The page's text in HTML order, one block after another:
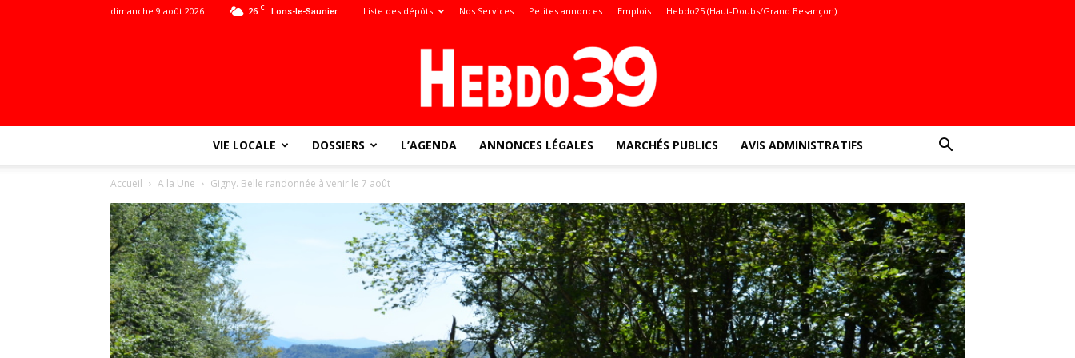
26 C Lons-le-Saunier
dimanche 9 août 2026 Liste des dépôts Nos Services Petites annonces Emplois Hebdo25 (Haut-Doubs/Grand Besançon)
:
VIE LOCALE DOSSIERS L’AGENDA ANNONCES LÉGALES MARCHÉS PUBLICS AVIS ADMINISTRATIFS
Accueil A la Une Gigny. Belle randonnée à venir le 7 août